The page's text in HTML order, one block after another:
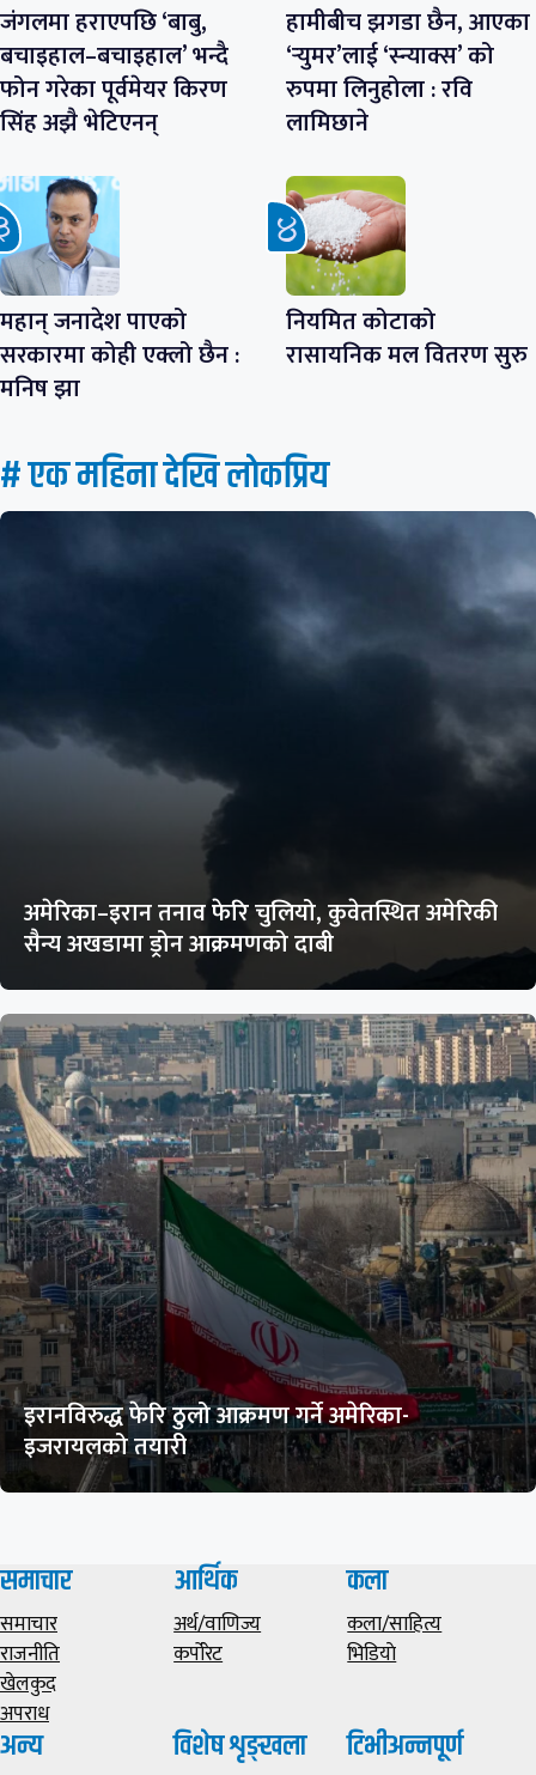
जंगलमा हराएपछि ‘बाबु,
बचाइहाल–बचाइहाल’ भन्दै
फोन गरेका पूर्वमेयर किरण
सिंह अझै भेटिएनन्
हामीबीच झगडा छैन, आएका
‘र्‍युमर’लाई ‘स्न्याक्स’ को
रुपमा लिनुहोला : रवि
लामिछाने
महान् जनादेश पाएको
सरकारमा कोही एक्लो छैन :
मनिष झा
नियमित कोटाको
रासायनिक मल वितरण सुरु
# एक महिना देखि लाेकप्रिय
अमेरिका–इरान तनाव फेरि चुलियो, कुवेतस्थित अमेरिकी
सैन्य अखडामा ड्रोन आक्रमणको दाबी
इरानविरुद्ध फेरि ठुलो आक्रमण गर्ने अमेरिका-
इजरायलको तयारी
समाचार
समाचार
राजनीति
खेलकुद
अपराध
आर्थिक
अर्थ/वाणिज्य
कर्पोरेट
कला
कला/साहित्य
भिडियाे
अन्य विशेष शृङ्खला टिभीअन्नपूर्ण